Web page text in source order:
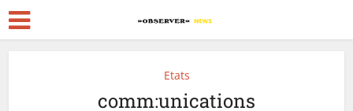
Etats
comm:unications